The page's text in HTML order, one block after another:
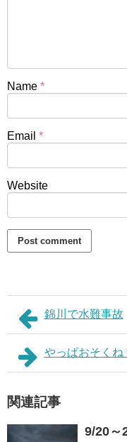
Name *
Email *
Website
錦川で水難事故
やっぱおそくね
関連記事
9/20～